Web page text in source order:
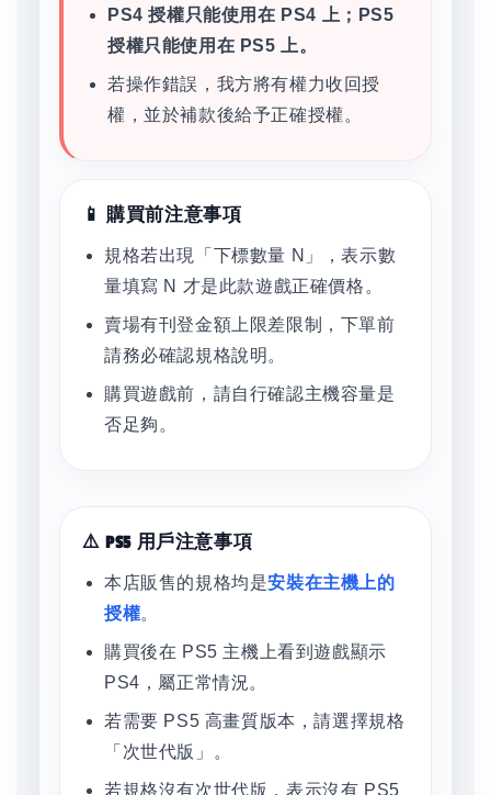
PS4 授權只能使用在 PS4 上；PS5
授權只能使用在 PS5 上。
若操作錯誤，我方將有權力收回授
權，並於補款後給予正確授權。
📱 購買前注意事項
規格若出現「下標數量 N」，表示數
量填寫 N 才是此款遊戲正確價格。
賣場有刊登金額上限差限制，下單前
請務必確認規格說明。
購買遊戲前，請自行確認主機容量是
否足夠。
⚠️ PS5 用戶注意事項
本店販售的規格均是安裝在主機上的
授權。
購買後在 PS5 主機上看到遊戲顯示
PS4，屬正常情況。
若需要 PS5 高畫質版本，請選擇規格
「次世代版」。
若規格沒有次世代版，表示沒有 PS5